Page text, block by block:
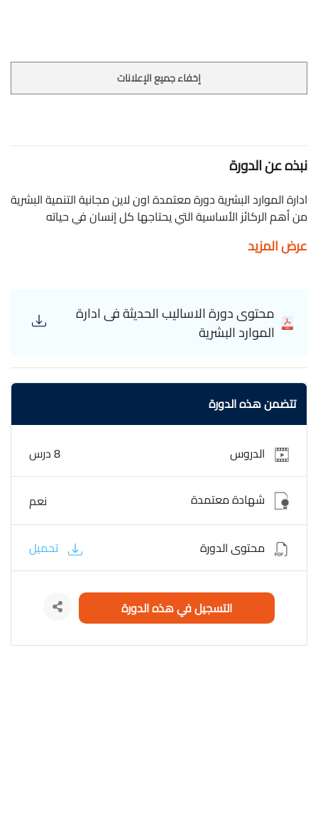
إخفاء جميع الإعلانات
نبذه عن الدورة
ادارة الموارد البشرية دورة معتمدة اون لاين مجانية التنمية البشرية
من أهم الركائز الأساسية التي يحتاجها كل إنسان في حياته
والمهارات الحياتية وبشكل دائم ومستمر، بما يمكِّن هذا الإنسان
عرض المزيد
محتوى دورة الاساليب الحديثة فى ادارة
الموارد البشرية
تتضمن هذه الدورة
الدروس 8 درس
شهادة معتمدة نعم
محتوى الدورة تحميل
التسجيل في هذه الدورة